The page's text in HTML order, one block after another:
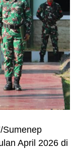
Sumenep
April 2026 di